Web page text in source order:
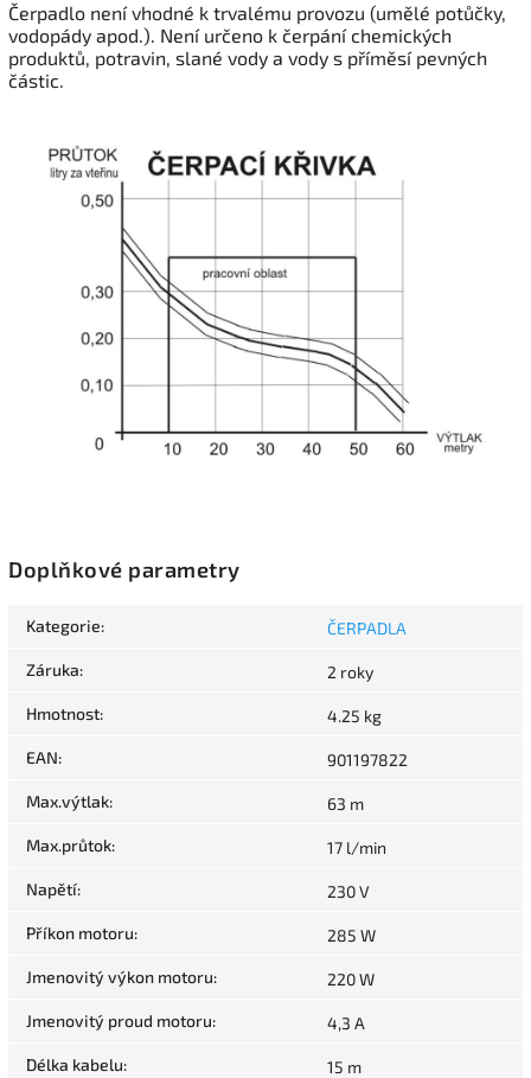
Čerpadlo není vhodné k trvalému provozu (umělé potůčky,
vodopády apod.). Není určeno k čerpání chemických
produktů, potravin, slané vody a vody s příměsí pevných
částic.
Doplňkové parametry
Kategorie: ČERPADLA
Záruka: 2 roky
Hmotnost: 4.25 kg
EAN: 901197822
Max.výtlak: 63 m
Max.průtok: 17 l/min
Napětí: 230 V
Příkon motoru: 285 W
Jmenovitý výkon motoru: 220 W
Jmenovitý proud motoru: 4,3 A
Délka kabelu: 15 m